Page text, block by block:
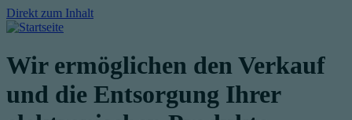
Direkt zum Inhalt
Wir ermöglichen den Verkauf
und die Entsorgung Ihrer